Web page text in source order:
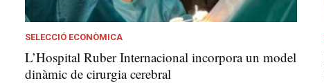
SELECCIÓ ECONÒMICA
L’Hospital Ruber Internacional incorpora un model
dinàmic de cirurgia cerebral